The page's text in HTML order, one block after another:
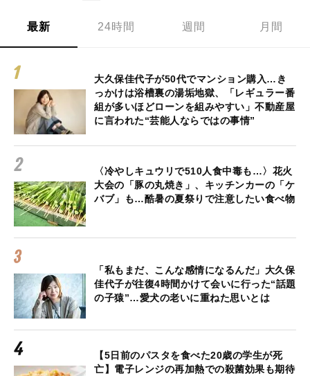
最新 24時間 週間 月間
大久保佳代子が50代でマンション購入…き
っかけは浴槽裏の湯垢地獄、「レギュラー番
組が多いほどローンを組みやすい」不動産屋
に言われた“芸能人ならではの事情”
〈冷やしキュウリで510人食中毒も…〉花火
大会の「豚の丸焼き」、キッチンカーの「ケ
バブ」も…酷暑の夏祭りで注意したい食べ物
「私もまだ、こんな感情になるんだ」大久保
佳代子が往復4時間かけて会いに行った“話題
の子猿”…愛犬の老いに重ねた思いとは
【5日前のパスタを食べた20歳の学生が死
亡】電子レンジの再加熱での殺菌効果も期待